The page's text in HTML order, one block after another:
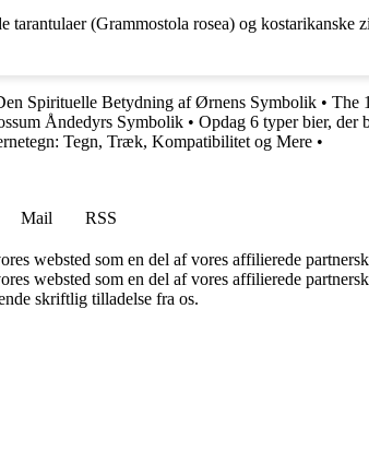
(Grammostola rosea) og kostarikanske
Spirituelle Betydning af Ørnens Symbolik • The
Åndedyrs Symbolik • Opdag 6 typer bier, der
Tegn, Træk, Kompatibilitet og Mere •
Mail
RSS
websted som en del af vores affilierede
websted som en del af vores affilierede
skriftlig tilladelse fra os.